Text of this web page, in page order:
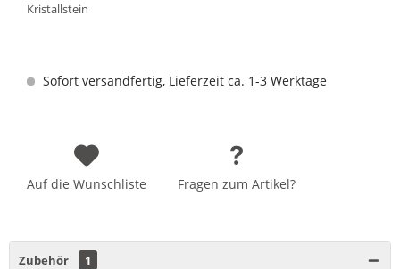
Kristallstein
Sofort versandfertig, Lieferzeit ca. 1-3 Werktage
Auf die Wunschliste Fragen zum Artikel?
Zubehör 1